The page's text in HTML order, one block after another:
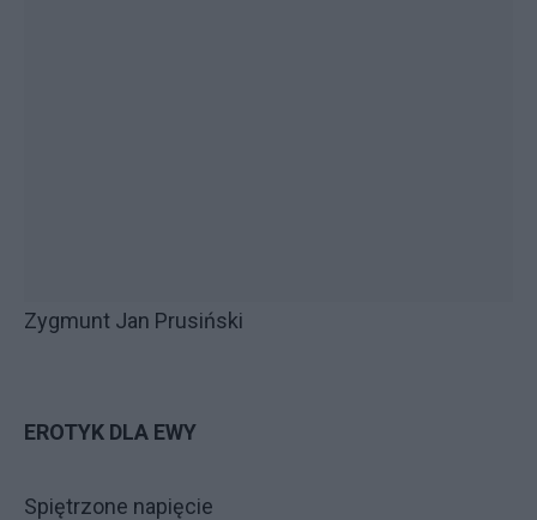
Zygmunt Jan Prusiński
EROTYK DLA EWY
Spiętrzone napięcie